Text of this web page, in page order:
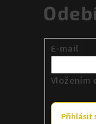
E-mail
Vložením
Přihlásit